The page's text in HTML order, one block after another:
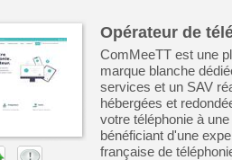
Opérateur de
ComMeeTT est une
marque blanche
services et un SAV
hébergées et
votre téléphonie à
bénéficiant d'une
française de